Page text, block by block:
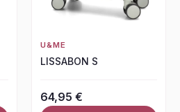
U&ME
LISSABON S
64,95 €